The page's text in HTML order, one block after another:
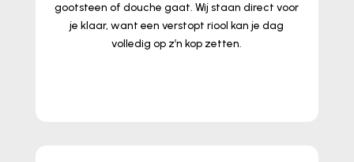
gootsteen of douche gaat.​ Wij staan direct voor
je klaar, want een verstopt riool kan je dag
volledig op z’n kop zetten.​